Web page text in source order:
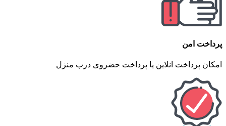
پرداخت امن
امکان پرداخت انلاین یا پرداخت حضروی درب منزل